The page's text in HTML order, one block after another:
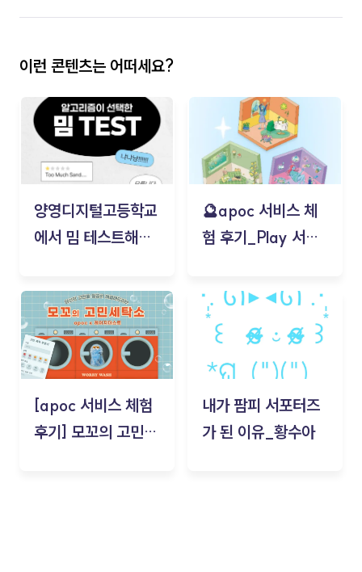
이런 콘텐츠는 어떠세요?
양영디지털고등학교
에서 밈 테스트해보
🔮apoc 서비스 체
험 후기_Play 서비
김태현
[apoc 서비스 체험
후기] 모꼬의 고민세
내가 팜피 서포터즈
가 된 이유_황수아